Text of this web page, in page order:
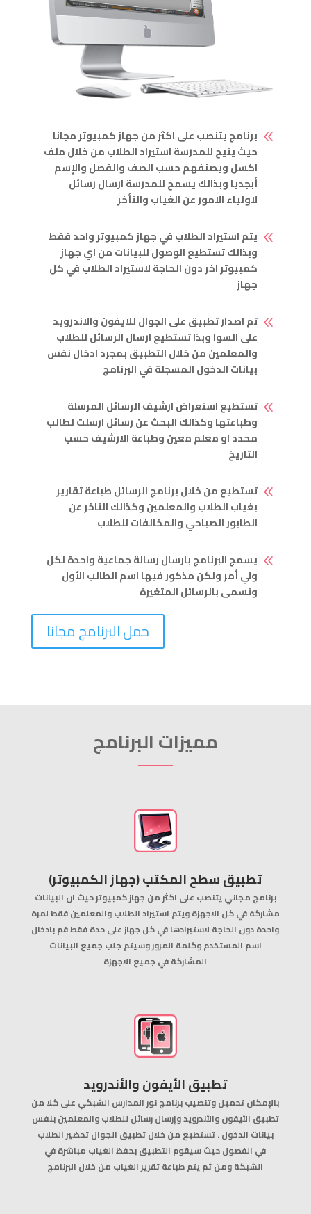
8 برنامج يتنصب على اكثر من جهاز كمبيوتر مجانا
حيث يتيح للمدرسة استيراد الطلاب من خلال ملف
اكسل ويصنفهم حسب الصف والفصل والإسم
أبجديا وبذالك يسمح للمدرسة ارسال رسائل
لاولياء الامور عن الغياب والتأخر
8 يتم استيراد الطلاب في جهاز كمبيوتر واحد فقط
وبذالك تستطيع الوصول للبيانات من اي جهاز
كمبيوتر اخر دون الحاجة لاستيراد الطلاب في كل
جهاز
8
على السوا وبذا تستطيع ارسال الرسائل للطلاب
والمعلمين من خلال التطبيق بمجرد ادخال نفس
بيانات الدخول المسجلة في البرنامج
8 تستطيع استعراض ارشيف الرسائل المرسلة
وطباعتها وكذالك البحث عن رسائل ارسلت لطالب
محدد او معلم معين وطباعة الارشيف حسب
التاريخ
8 تستطيع من خلال برنامج الرسائل طباعة تقارير
بغياب الطلاب والمعلمين وكذالك التاخر عن
الطابور الصباحي والمخالفات للطلاب
8 يسمج البرنامج بارسال رسالة جماعية واحدة لكل
ولي أمر ولكن مذكور فيها اسم الطالب الأول
وتسمى بالرسائل المتغيرة
حمل البرنامج مجانا
مميزات البرنامج
(تطبيق سطح المكتب (جهاز الكمبيوتر
برنامج مجاني يتنصب على اكثر من جهاز كمبيوتر حيث ان البيانات
مشاركة في كل الاجهزة ويتم استيراد الطلاب والمعلمين فقط لمرة
واحدة دون الحاجة لاستيرادها في كل جهاز على حدة فقط قم بادخال
اسم المستخدم وكلمة المرور وسيتم جلب جميع البيانات
المشاركة في جميع الاجهزة
تطبيق الأيفون والأندرويد
بالإمكان تحميل وتنصيب برنامج نور المدارس الشبكي على كلا من
تطبيق الأيفون والأندرويد وإرسال رسائل للطلاب والمعلمين بنفس
بيانات الدخول . تستطيع من خلال تطبيق الجوال تحضير الطلاب
في الفصول حيث سيقوم التطبيق بحفظ الغياب مباشرة في
الشبكة ومن ثم يتم طباعة تقرير الغياب من خلال البرنامج